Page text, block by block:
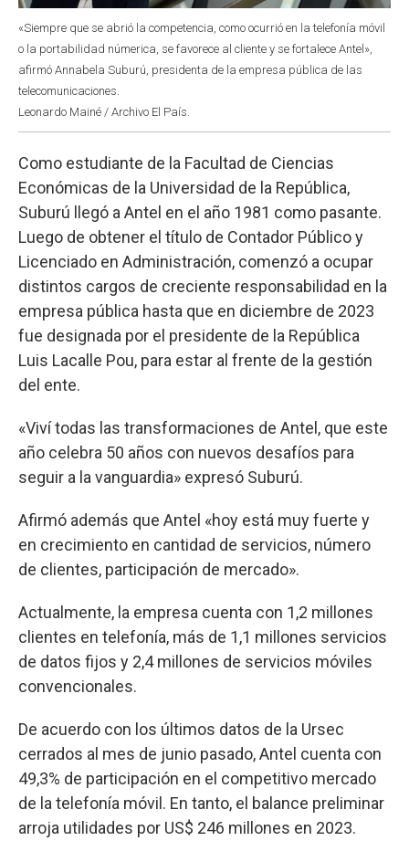
«Siempre que se abrió la competencia, como ocurrió en la telefonía móvil
o la portabilidad númerica, se favorece al cliente y se fortalece Antel»,
afirmó Annabela Suburú, presidenta de la empresa pública de las
telecomunicaciones.
Leonardo Mainé / Archivo El País.
Como estudiante de la Facultad de Ciencias
Económicas de la Universidad de la República,
Suburú llegó a Antel en el año 1981 como pasante.
Luego de obtener el título de Contador Público y
Licenciado en Administración, comenzó a ocupar
distintos cargos de creciente responsabilidad en la
empresa pública hasta que en diciembre de 2023
fue designada por el presidente de la República
Luis Lacalle Pou, para estar al frente de la gestión
del ente.
«Viví todas las transformaciones de Antel, que este
año celebra 50 años con nuevos desafíos para
seguir a la vanguardia» expresó Suburú.
Afirmó además que Antel «hoy está muy fuerte y
en crecimiento en cantidad de servicios, número
de clientes, participación de mercado».
Actualmente, la empresa cuenta con 1,2 millones
clientes en telefonía, más de 1,1 millones servicios
de datos fijos y 2,4 millones de servicios móviles
convencionales.
De acuerdo con los últimos datos de la Ursec
cerrados al mes de junio pasado, Antel cuenta con
49,3% de participación en el competitivo mercado
de la telefonía móvil. En tanto, el balance preliminar
arroja utilidades por US$ 246 millones en 2023.